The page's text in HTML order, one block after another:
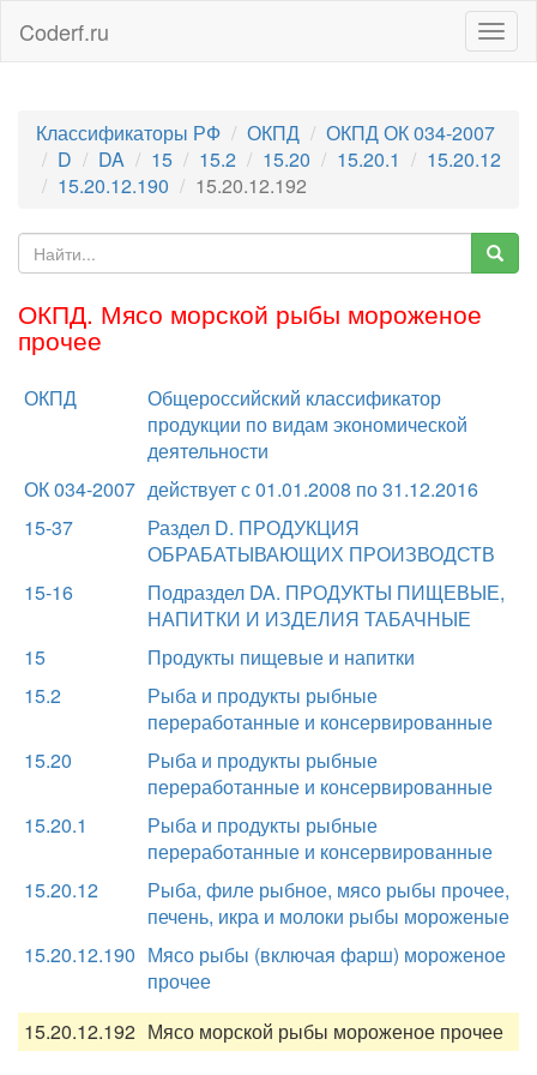
Coderf.ru
Классификаторы РФ ОКПД
ОКПД ОК 034-2007
D
DA 15 15.2 15.20 15.20.1
15.20.12
15.20.12.190
15.20.12.192
ОКПД. Мясо морской рыбы мороженое
прочее
ОКПД
Общероссийский классификатор
продукции по видам экономической
деятельности
ОК 034-2007 действует с 01.01.2008 по 31.12.2016
15-37
Раздел D. ПРОДУКЦИЯ
ОБРАБАТЫВАЮЩИХ ПРОИЗВОДСТВ
15-16
Подраздел DA. ПРОДУКТЫ ПИЩЕВЫЕ,
НАПИТКИ И ИЗДЕЛИЯ ТАБАЧНЫЕ
15
Продукты пищевые и напитки
15.2
Рыба и продукты рыбные
переработанные и консервированные
15.20
Рыба и продукты рыбные
переработанные и консервированные
15.20.1
Рыба и продукты рыбные
переработанные и консервированные
15.20.12
Рыба, филе рыбное, мясо рыбы прочее,
печень, икра и молоки рыбы мороженые
15.20.12.190 Мясо рыбы (включая фарш) мороженое
прочее
15.20.12.192 Мясо морской рыбы мороженое прочее